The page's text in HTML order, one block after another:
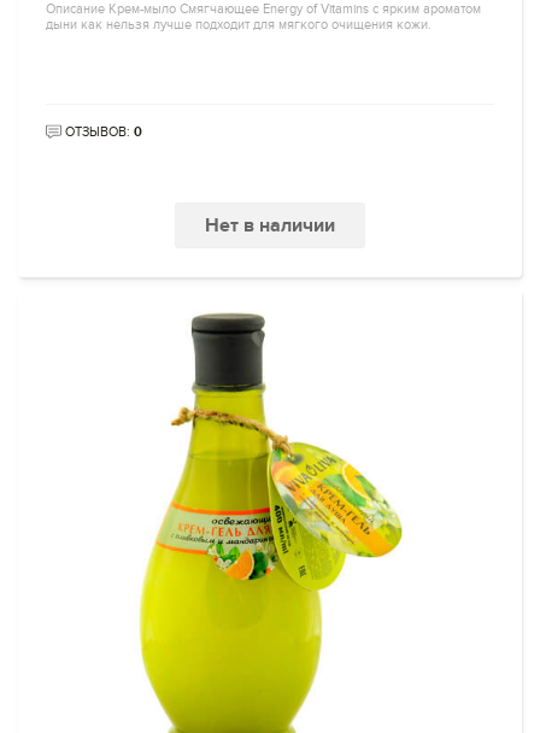
Описание Крем-мыло Смягчающее Energy of Vitamins с ярким ароматом
дыни как нельзя лучше подходит для мягкого очищения кожи.
ОТЗЫВОВ: 0
Нет в наличии